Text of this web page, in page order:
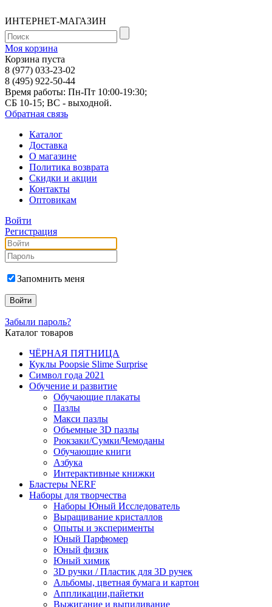
ИНТЕРНЕТ-МАГАЗИН
Моя корзина
Корзина пуста
8 (977) 033-23-02
8 (495) 922-50-44
Время работы: Пн-Пт 10:00-19:30;
СБ 10-15; ВС - выходной.
Обратная связь
Каталог
Доставка
О магазине
Политика возврата
Скидки и акции
Контакты
Оптовикам
Войти
Регистрация
Запомнить меня
Забыли пароль?
Каталог товаров
ЧЁРНАЯ ПЯТНИЦА
Куклы Poopsie Slime Surprise
Символ года 2021
Обучение и развитие
Обучающие плакаты
Пазлы
Макси пазлы
Объемные 3D пазлы
Рюкзаки/Сумки/Чемоданы
Обучающие книги
Азбука
Интерактивные книжки
Бластеры NERF
Наборы для творчества
Наборы Юный Исследователь
Выращивание кристаллов
Опыты и эксперименты
Юный Парфюмер
Юный физик
Юный химик
3D ручки / Пластик для 3D ручек
Альбомы, цветная бумага и картон
Аппликации,пайетки
Выжигание и выпиливание